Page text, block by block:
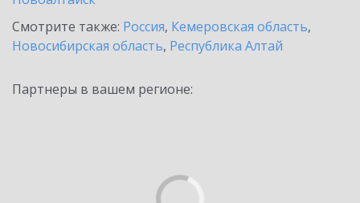
Смотрите также: Россия, Кемеровская область,
Новосибирская область, Республика Алтай
Партнеры в вашем регионе: